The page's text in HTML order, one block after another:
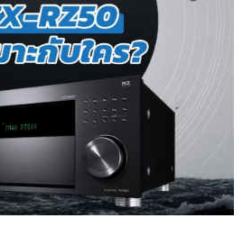
เหมาะ
กับ
ใคร?